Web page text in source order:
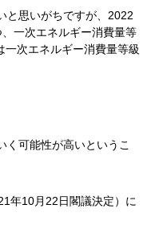
と思いがちですが、2022
一次エネルギー消費量等
次エネルギー消費量等級
く可能性が高いというこ
年10月22日閣議決定）に